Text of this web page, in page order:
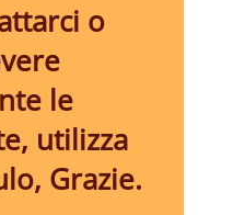
o
le
utilizza
Grazie.